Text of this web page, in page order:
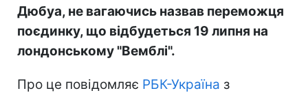
Дюбуа, не вагаючись назвав переможця
поєдинку, що відбудеться 19 липня на
лондонському "Вемблі".
Про це повідомляє РБК-Україна з